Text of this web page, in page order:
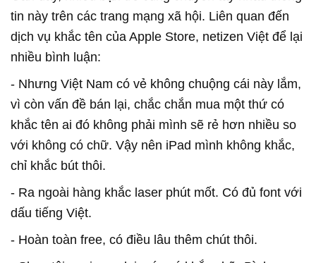
tin này trên các trang mạng xã hội. Liên quan đến
dịch vụ khắc tên của Apple Store, netizen Việt để lại
nhiều bình luận:
- Nhưng Việt Nam có vẻ không chuộng cái này lắm,
vì còn vấn đề bán lại, chắc chắn mua một thứ có
khắc tên ai đó không phải mình sẽ rẻ hơn nhiều so
với không có chữ. Vậy nên iPad mình không khắc,
chỉ khắc bút thôi.
- Ra ngoài hàng khắc laser phút mốt. Có đủ font với
dấu tiếng Việt .
- Hoàn toàn free, có điều lâu thêm chút thôi.